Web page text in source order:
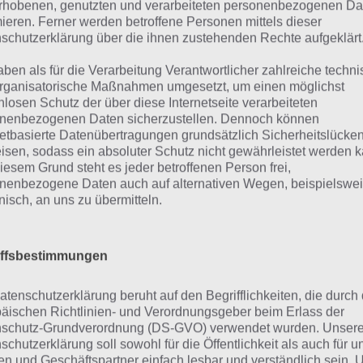
Lösung für
findest du alle richtigen Antworten zum
du den Radiosender in der App 94%. Die Lösung
Werten sortiert. Hier die Antworten:
(34%)
(21%)
(12%)
(6%)
(3%)
genutzten und verarbeiteten personenbezogenen
Ferner werden betroffene Personen mittels dieser
über die ihnen zustehenden Rechte aufgeklärt.
als für die Verarbeitung Verantwortlicher zahlreiche
Maßnahmen umgesetzt, um einen möglichst
Schutz der über diese Internetseite verarbeiteten
Daten sicherzustellen. Dennoch können
Datenübertragungen grundsätzlich
sodass ein absoluter Schutz nicht gewährleistet werden
Grund steht es jeder betroffenen Person frei,
Daten auch auf alternativen Wegen,
an uns zu übermitteln.
beruht auf den Begrifflichkeiten, die durch
Richtlinien- und Verordnungsgeber beim Erlass der
Grundverordnung (DS-GVO) verwendet wurden. Unsere
soll sowohl für die Öffentlichkeit als auch für